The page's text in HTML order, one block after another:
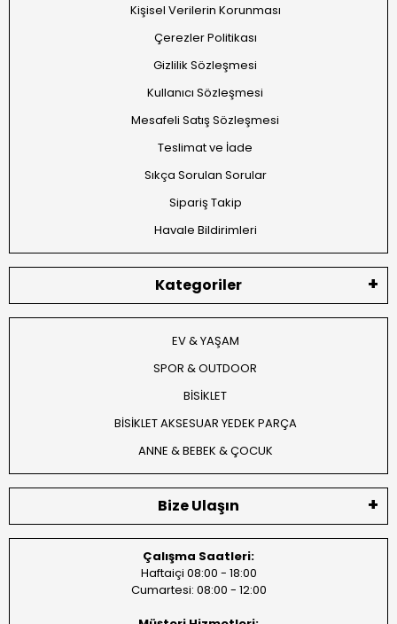
Kişisel Verilerin Korunması
Çerezler Politikası
Gizlilik Sözleşmesi
Kullanıcı Sözleşmesi
Mesafeli Satış Sözleşmesi
Teslimat ve İade
Sıkça Sorulan Sorular
Sipariş Takip
Havale Bildirimleri
Kategoriler
EV & YAŞAM
SPOR & OUTDOOR
BİSİKLET
BİSİKLET AKSESUAR YEDEK PARÇA
ANNE & BEBEK & ÇOCUK
Bize Ulaşın
Çalışma Saatleri:
Haftaiçi 08:00 - 18:00
Cumartesi: 08:00 - 12:00